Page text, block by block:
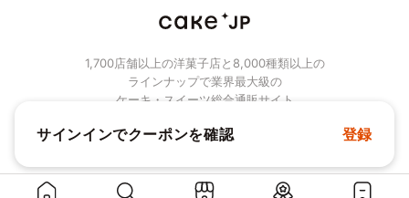
1,700店舗以上の洋菓子店と8,000種類以上の
ラインナップで業界最大級の
ケーキ・スイーツ総合通販サイト
© Cake.jp Co., Ltd.
サインインでクーポンを確認 登録